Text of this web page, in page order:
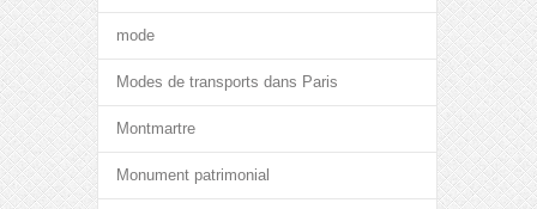
mode
Modes de transports dans Paris
Montmartre
Monument patrimonial